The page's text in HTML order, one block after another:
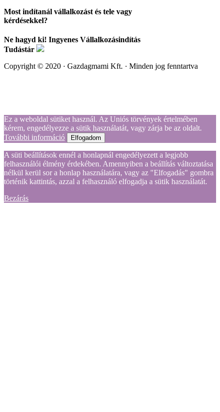
Most indítanál vállalkozást és tele vagy
kérdésekkel?
Ne hagyd ki! Ingyenes Vállalkozásindítás
Tudástár
Copyright © 2020 · Gazdagmami Kft. · Minden jog fenntartva
Ez a weboldal sütiket használ. Az Uniós törvények értelmében
kérem, engedélyezze a sütik használatát, vagy zárja be az oldalt.
További információ
Elfogadom
A süti beállítások ennél a honlapnál engedélyezett a legjobb
felhasználói élmény érdekében. Amennyiben a beállítás változtatása
nélkül kerül sor a honlap használatára, vagy az "Elfogadás" gombra
történik kattintás, azzal a felhasználó elfogadja a sütik használatát.
Bezárás